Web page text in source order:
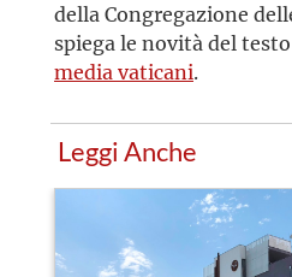
della Congregazione
spiega le novità del
media vaticani.
Leggi Anche